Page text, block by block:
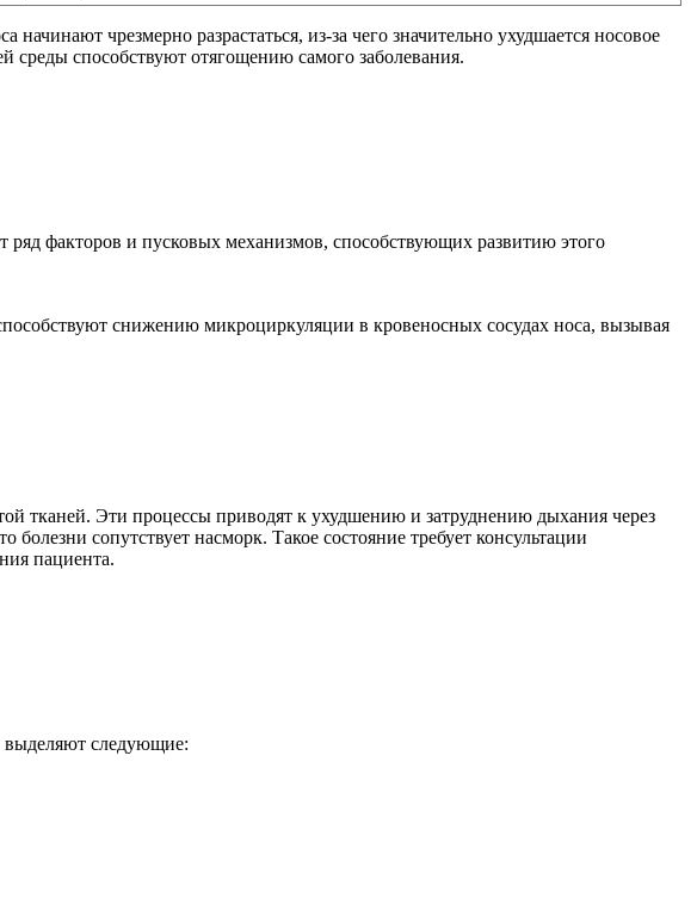
чрезмерно разрастаться, из-за чего значительно ухудшается носовое
способствуют отягощению самого заболевания.
ряд факторов и пусковых механизмов, способствующих развитию этого
снижению микроциркуляции в кровеносных сосудах носа, вызывая
тканей. Эти процессы приводят к ухудшению и затруднению дыхания через
сопутствует насморк. Такое состояние требует консультации
пациента.
выделяют следующие: